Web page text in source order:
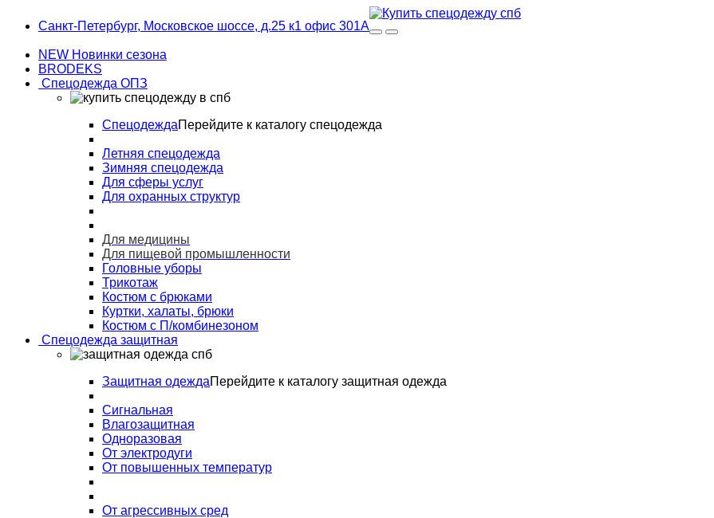
Санкт-Петербург, Московское шоссе, д.25 к1 офис 301А
NEW Новинки сезона
BRODEKS
Спецодежда ОПЗ
СпецодеждаПерейдите к каталогу спецодежда
Летняя спецодежда
Зимняя спецодежда
Для сферы услуг
Для охранных структур
Для медицины
Для пищевой промышленности
Головные уборы
Трикотаж
Костюм с брюками
Куртки, халаты, брюки
Костюм с П/комбинезоном
Спецодежда защитная
Защитная одеждаПерейдите к каталогу защитная одежда
Сигнальная
Влагозащитная
Одноразовая
От электродуги
От повышенных температур
От агрессивных сред